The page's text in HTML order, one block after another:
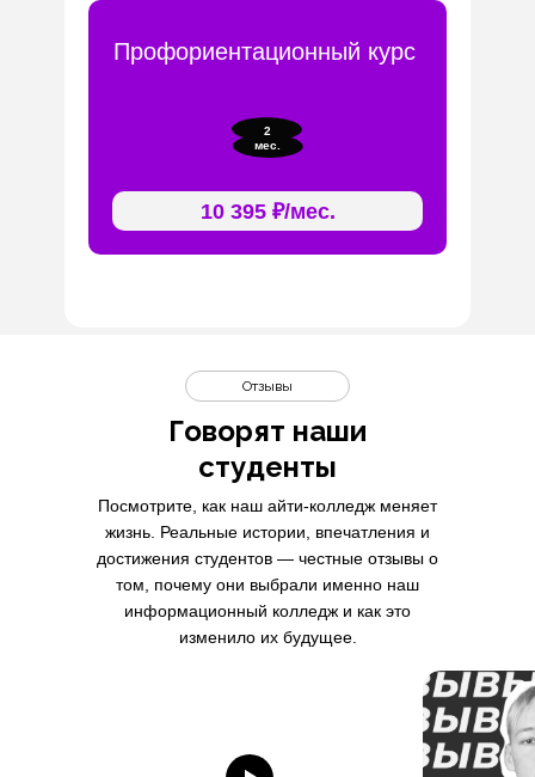
2
мес.
Профориентационный курс
10 395 ₽/мес.
Говорят наши
студенты
Отзывы
Посмотрите, как наш айти-колледж меняет
жизнь. Реальные истории, впечатления и
достижения студентов — честные отзывы о
том, почему они выбрали именно наш
информационный колледж и как это
изменило их будущее.